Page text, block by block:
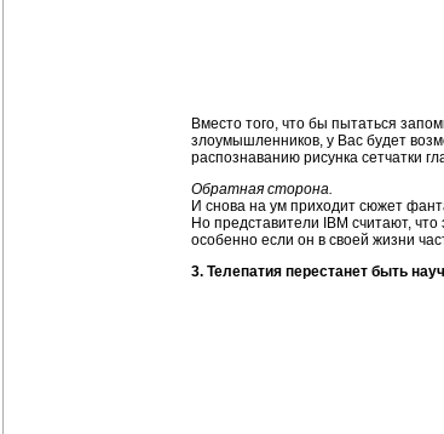
Вместо того, что бы пытаться
злоумышленников, у Вас будет
распознаванию рисунка сетчатки
Обратная сторона.
И снова на ум приходит сюжет
Но представители IBM считают,
особенно если он в своей жизни
3. Телепатия перестанет быть